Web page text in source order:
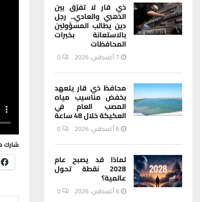
شارك
ذي قار لا تفرّق بين
الذهبي والعادي.. رجل
دين يطالب المسؤولين
بالاستعانة بخبرات
المحافظات
7 أغسطس، 2026 0
محافظ ذي قار يتعهد
بخفض مناسيب مياه
المصب العام في
العكيكة خلال 48 ساعة
6 أغسطس، 2026 0
لماذا قد يصبح عام
2028 نقطة تحول
عالمية؟
6 أغسطس، 2026 0